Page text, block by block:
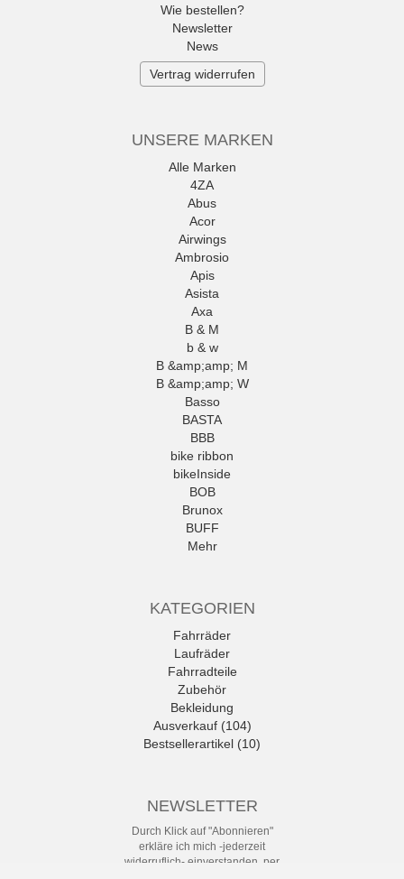
Wie bestellen?
Newsletter
News
Vertrag widerrufen
UNSERE MARKEN
Alle Marken
4ZA
Abus
Acor
Airwings
Ambrosio
Apis
Asista
Axa
B & M
b & w
B &amp;amp; M
B &amp;amp; W
Basso
BASTA
BBB
bike ribbon
bikeInside
BOB
Brunox
BUFF
Mehr
KATEGORIEN
Fahrräder
Laufräder
Fahrradteile
Zubehör
Bekleidung
Ausverkauf (104)
Bestsellerartikel (10)
NEWSLETTER
Durch Klick auf "Abonnieren"
erkläre ich mich -jederzeit
widerruflich- einverstanden, per